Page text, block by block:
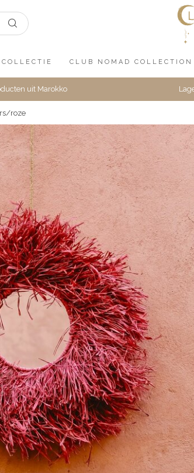
CLUB NOMAD COLLECTION
uit Marokko
roze